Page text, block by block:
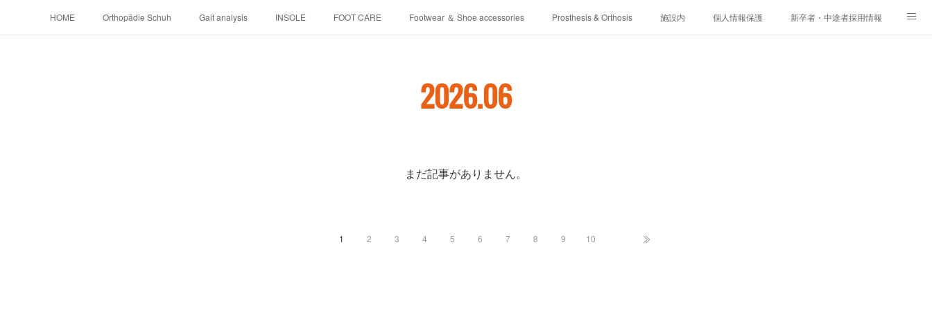
HOME Orthopädie Schuh Gait analysis INSOLE FOOT CARE Footwear ＆ Shoe accessories Prosthesis & Orthosis 施設内 個人情報保護 新卒者・中途者採用情報
2026.06
まだ記事がありません。
1 2 3 4 5 6 7 8 9 10